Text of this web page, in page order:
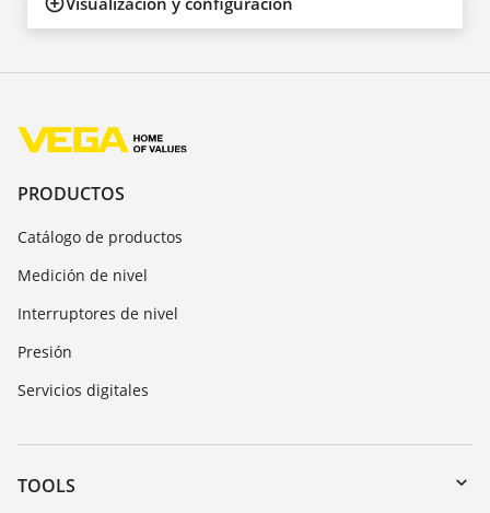
PRODUCTOS
Catálogo de productos
Medición de nivel
Interruptores de nivel
Presión
Servicios digitales
TOOLS